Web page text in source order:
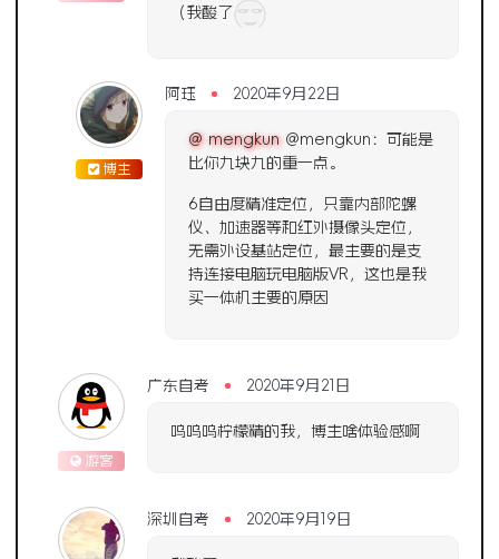
@ mengkun@mengkun：可能是
6自由度精准定位，只靠内部陀螺
仪、加速器等和红外摄像头定位，
无需外设基站定位，最主要的是支
持连接电脑玩电脑版VR，这也是我